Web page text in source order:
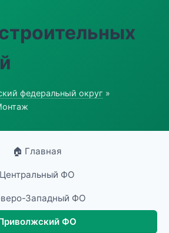
федеральный округ »
🏠 Главная
Центральный ФО
Западный ФО
ФО